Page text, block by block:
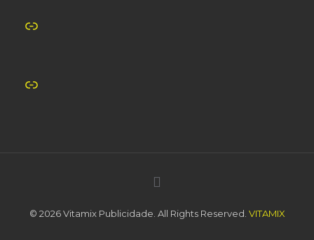
Link
Link
© 2026 Vitamix Publicidade. All Rights Reserved. VITAMIX